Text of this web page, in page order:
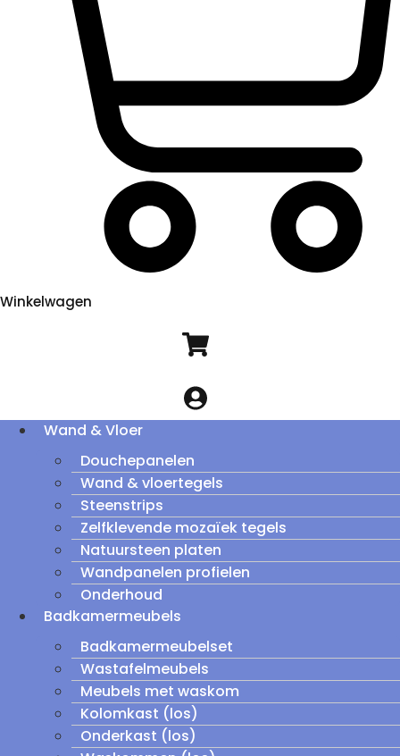
Winkelwagen
Wand & Vloer
Douchepanelen
Wand & vloertegels
Steenstrips
Zelfklevende mozaïek tegels
Natuursteen platen
Wandpanelen profielen
Onderhoud
Badkamermeubels
Badkamermeubelset
Wastafelmeubels
Meubels met waskom
Kolomkast (los)
Onderkast (los)